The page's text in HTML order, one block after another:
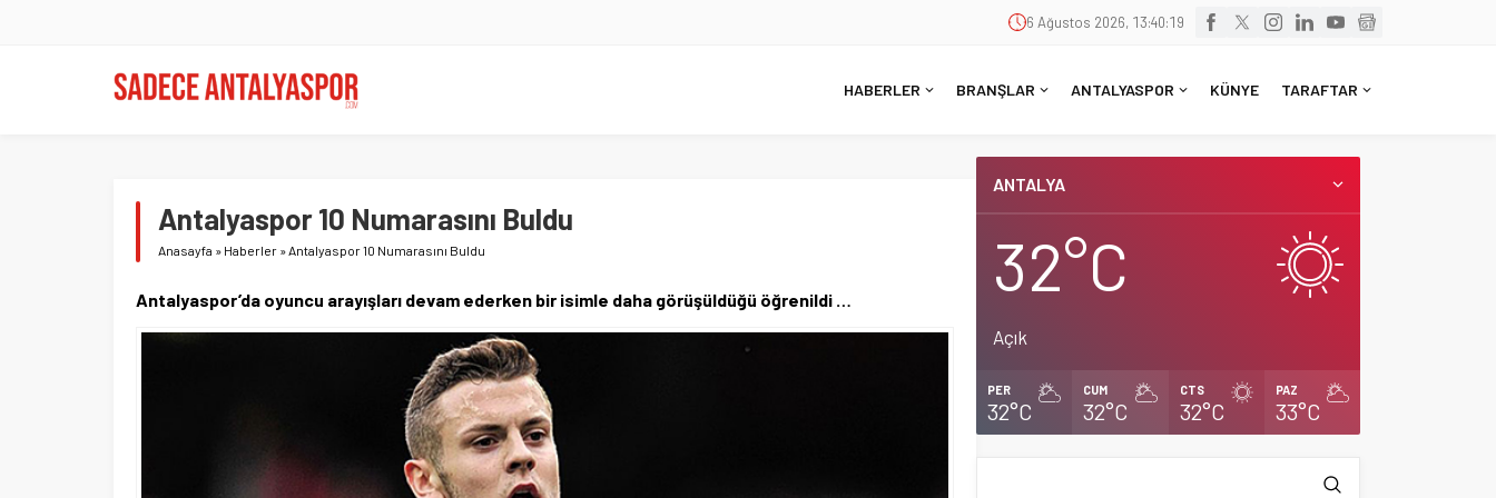
6 Ağustos 2026, 13:40:19
HABERLER BRANŞLAR ANTALYASPOR KÜNYE TARAFTAR
Antalyaspor 10 Numarasını Buldu
Anasayfa » Haberler »Antalyaspor 10 Numarasını Buldu
Antalyaspor’da oyuncu arayışları devam ederken bir isimle daha görüşüldüğü öğrenildi …
ANTALYA
32°C
Açık
PER
32°C
CUM
32°C
CTS
32°C
PAZ
33°C